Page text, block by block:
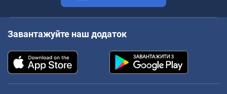
Завантажуйте наш додаток